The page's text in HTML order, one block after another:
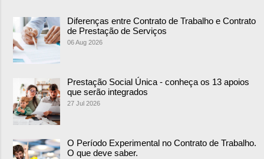
Diferenças entre Contrato de Trabalho e Contrato
de Prestação de Serviços
06 Aug 2026
Prestação Social Única - conheça os 13 apoios
que serão integrados
27 Jul 2026
O Período Experimental no Contrato de Trabalho.
O que deve saber.